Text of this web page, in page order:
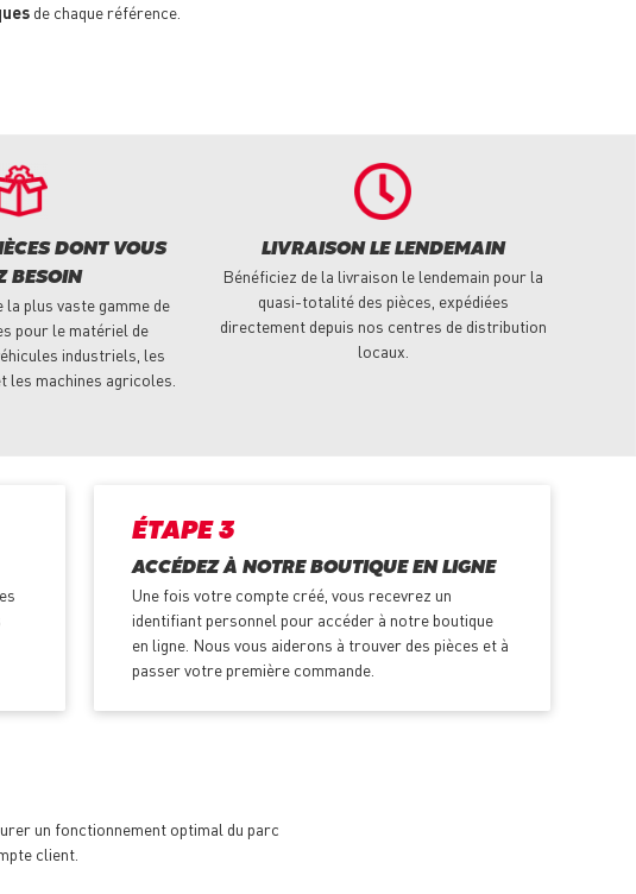
de chaque référence.
DONT VOUS
BESOIN
la plus vaste gamme de
pour le matériel de
industriels, les
les machines agricoles.
LIVRAISON LE LENDEMAIN
Bénéficiez de la livraison le lendemain pour la
quasi-totalité des pièces, expédiées
directement depuis nos centres de distribution
locaux.
ÉTAPE 3
ACCÉDEZ À NOTRE BOUTIQUE EN LIGNE
Une fois votre compte créé, vous recevrez un
identifiant personnel pour accéder à notre boutique
en ligne. Nous vous aiderons à trouver des pièces et à
passer votre première commande.
un fonctionnement optimal du parc
client.